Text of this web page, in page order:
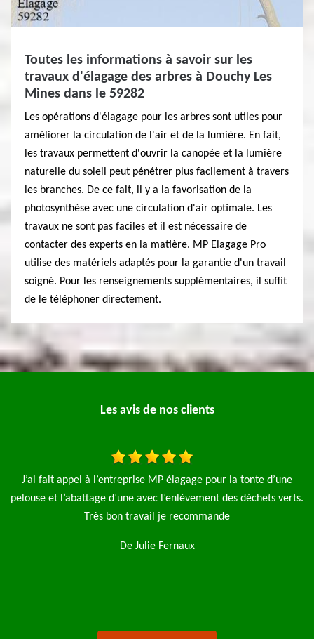
Toutes les informations à savoir sur les
travaux d'élagage des arbres à Douchy Les
Mines dans le 59282
Les opérations d'élagage pour les arbres sont utiles pour
améliorer la circulation de l'air et de la lumière. En fait,
les travaux permettent d'ouvrir la canopée et la lumière
naturelle du soleil peut pénétrer plus facilement à travers
les branches. De ce fait, il y a la favorisation de la
photosynthèse avec une circulation d'air optimale. Les
travaux ne sont pas faciles et il est nécessaire de
contacter des experts en la matière. MP Elagage Pro
utilise des matériels adaptés pour la garantie d'un travail
soigné. Pour les renseignements supplémentaires, il suffit
de le téléphoner directement.
Les avis de nos clients
pour la tonte d’une
des déchets verts.
J'ai fait appel à l'entreprise MP Elagage
arbre ils sont intervenu rapidement je